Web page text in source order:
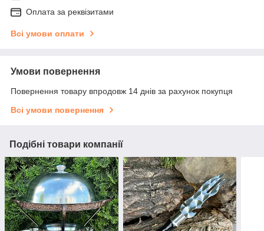
Оплата за реквізитами
Всі умови оплати
Умови повернення
Повернення товару впродовж 14 днів за рахунок покупця
Всі умови повернення
Подібні товари компанії